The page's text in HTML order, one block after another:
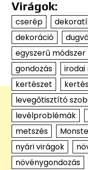
Virágok:
cserép
dekoráció
egyszerű módszer
gondozás
irodai
kertészet
levegőtisztító
levélproblémák
metszés
nyári virágok
növénygondozás